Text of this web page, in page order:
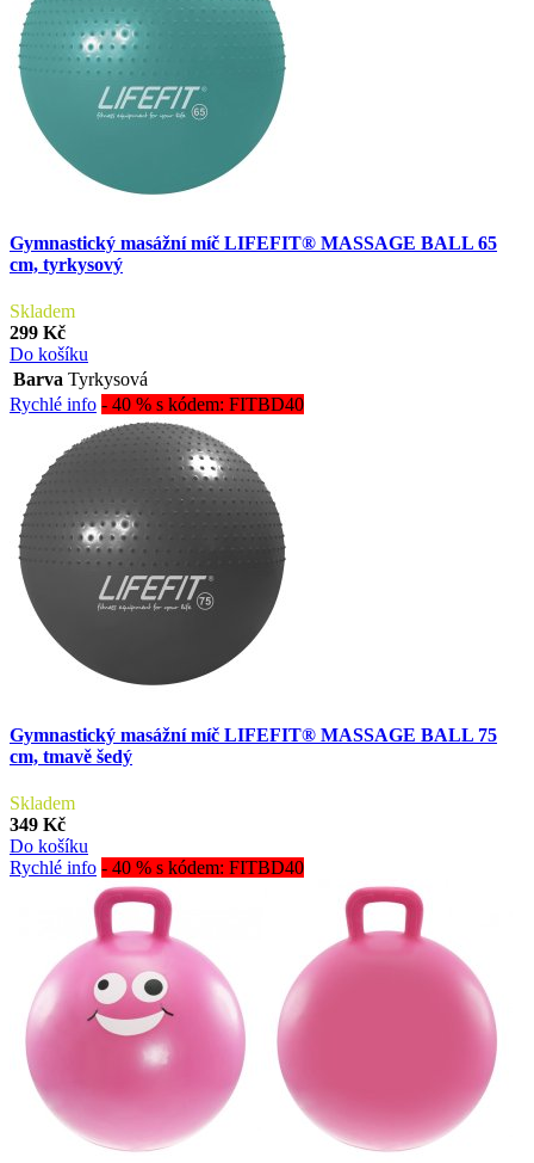
Gymnastický masážní míč LIFEFIT® MASSAGE BALL 65
cm, tyrkysový
Skladem
299 Kč
Do košíku
Barva Tyrkysová
Rychlé info - 40 % s kódem: FITBD40
Gymnastický masážní míč LIFEFIT® MASSAGE BALL 75
cm, tmavě šedý
Skladem
349 Kč
Do košíku
Rychlé info - 40 % s kódem: FITBD40